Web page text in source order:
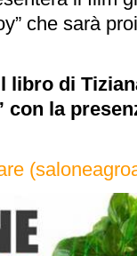
che sarà
libro di
con la